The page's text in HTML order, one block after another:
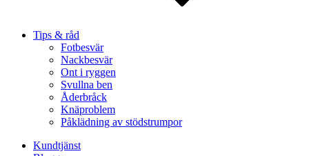
Tips & råd
Fotbesvär
Nackbesvär
Ont i ryggen
Svullna ben
Åderbråck
Knäproblem
Påklädning av stödstrumpor
Kundtjänst